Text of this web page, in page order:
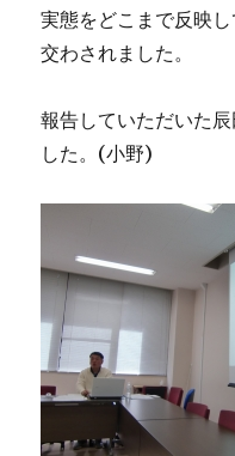
実態をどこまで反映
交わされました。
報告していただいた
した。 (小野)